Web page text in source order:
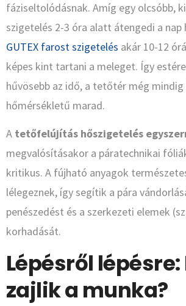
fáziseltolódásnak. Amíg egy olcsóbb,
szigetelés 2-3 óra alatt átengedi a nap
GUTEX farost szigetelés akár 10-12
képes kint tartani a meleget. Így
hűvösebb az idő, a tetőtér még mindig
hőmérsékletű marad.
A tetőfelújítás hőszigetelés
megvalósításakor a páratechnikai
kritikus. A fújható anyagok
lélegeznek, így segítik a pára
penészedést és a szerkezeti elemek
korhadását.
Lépésről
zajlik a munka?